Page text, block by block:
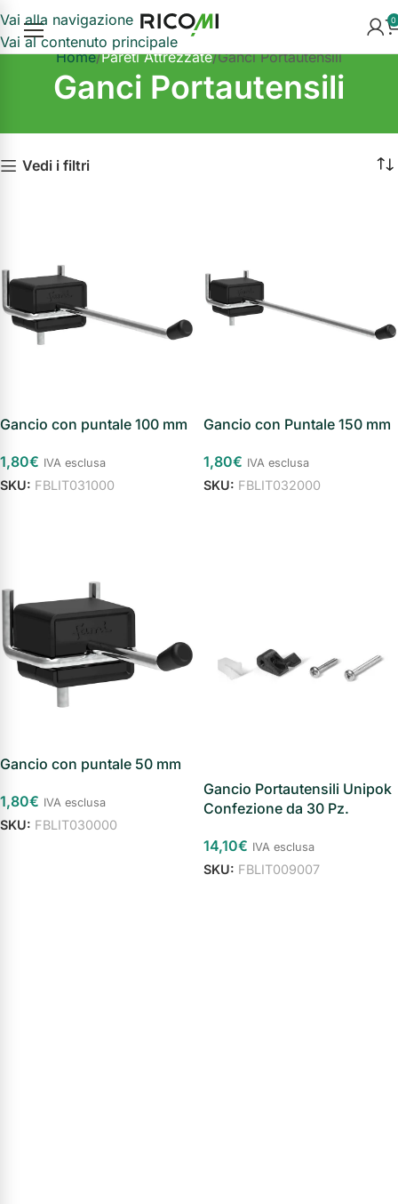
Vai alla navigazione
Vai al contenuto principale
0
Home Pareti Attrezzate Ganci Portautensili
Ganci Portautensili
Vedi i filtri
Gancio con puntale 100 mm
1,80€ IVA esclusa
SKU: FBLIT031000
Gancio con Puntale 150 mm
1,80€ IVA esclusa
SKU: FBLIT032000
Gancio con puntale 50 mm
1,80€ IVA esclusa
SKU: FBLIT030000
Gancio Portautensili Unipok
Confezione da 30 Pz.
14,10€ IVA esclusa
SKU: FBLIT009007